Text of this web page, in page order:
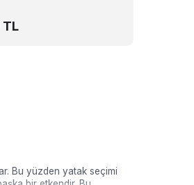
TL
Bu yüzden yatak seçimi